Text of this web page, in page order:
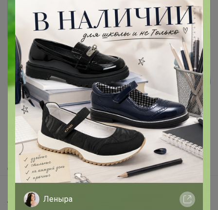
Войти Зарегистрироваться
Реклама
Как здесь все устроено?
Как сделать заказ?
Как получить?
Доставка
Шоурумы
Торговые марки
Леныра